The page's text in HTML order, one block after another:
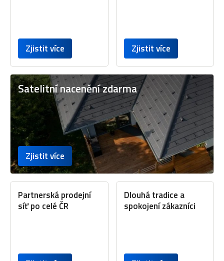
Zjistit více Zjistit více
Satelitní nacenění zdarma
Zjistit více
Partnerská prodejní
síť po celé ČR
Dlouhá tradice a
spokojení zákazníci